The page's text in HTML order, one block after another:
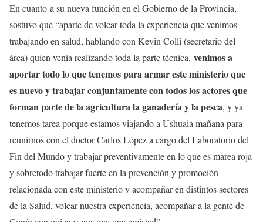
En cuanto a su nueva función en el Gobierno de la Provincia,
sostuvo que “aparte de volcar toda la experiencia que venimos
trabajando en salud, hablando con Kevin Colli (secretario del
área) quien venía realizando toda la parte técnica, venimos a
aportar todo lo que tenemos para armar este ministerio que
es nuevo y trabajar conjuntamente con todos los actores que
forman parte de la agricultura la ganadería y la pesca, y ya
tenemos tarea porque estamos viajando a Ushuaia mañana para
reunirnos con el doctor Carlos López a cargo del Laboratorio del
Fin del Mundo y trabajar preventivamente en lo que es marea roja
y sobretodo trabajar fuerte en la prevención y promoción
relacionada con este ministerio y acompañar en distintos sectores
de la Salud, volcar nuestra experiencia, acompañar a la gente de